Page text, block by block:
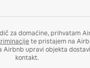
za domaćine, prihvatam
te pristajem na
Airbnb upravi objekta
kontakt.